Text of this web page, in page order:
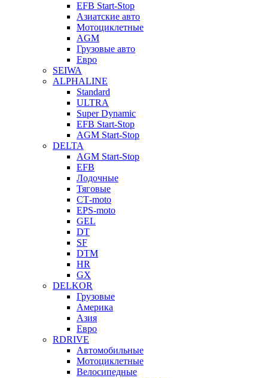
EFB Start-Stop
Азиатские авто
Мотоциклетные
AGM
Грузовые авто
Евро
SEIWA
ALPHALINE
Standard
ULTRA
Super Dynamic
EFB Start-Stop
AGM Start-Stop
DELTA
AGM Start-Stop
EFB
Лодочные
Тяговые
СТ-moto
EPS-moto
GEL
DT
SF
DTM
HR
GX
DELKOR
Грузовые
Америка
Азия
Евро
RDRIVE
Автомобильные
Мотоциклетные
Велосипедные